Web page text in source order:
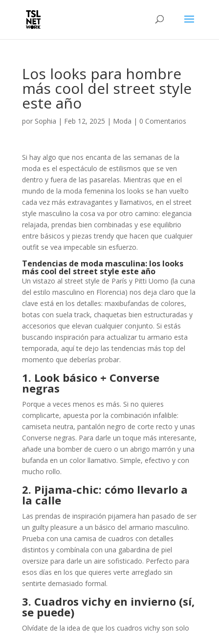
Los looks para hombre
más cool del street style
este año
por Sophia | Feb 12, 2025 | Moda | 0 Comentarios
Si hay algo que nos encanta de las semanas de la
moda es el espectáculo de estilismos que se ven
dentro y fuera de las pasarelas. Mientras que en el
mundo de la moda femenina los looks se han vuelto
cada vez más extravagantes y llamativos, en el street
style masculino la cosa va por otro camino: elegancia
relajada, prendas bien combinadas y ese equilibrio
entre básicos y piezas trendy que hacen que cualquier
outfit se vea impecable sin esfuerzo.
Tendencias de moda masculina: los looks
más cool del street style este año
Un vistazo al street style de París y Pitti Uomo (la cuna
del estilo masculino en Florencia) nos deja claro que la
clave está en los detalles: maxibufandas de colores,
botas con suela track, chaquetas bien estructuradas y
accesorios que elevan cualquier conjunto. Si estás
buscando inspiración para actualizar tu armario esta
temporada, aquí te dejo las tendencias más top del
momento que deberías probar.
1. Look básico + Converse
negras
Porque a veces menos es más. Si no quieres
complicarte, apuesta por la combinación infalible:
camiseta neutra, pantalón negro de corte recto y unas
Converse negras. Para darle un toque más interesante,
añade una bomber de cuero o un abrigo marrón y una
bufanda en un color llamativo. Simple, efectivo y con
mucho rollo.
2. Pijama-chic: cómo llevarlo a
la calle
Las prendas de inspiración pijamera han pasado de ser
un guilty pleasure a un básico del armario masculino.
Prueba con una camisa de cuadros con detalles
distintos y combínala con una gabardina de piel
oversize para darle un aire sofisticado. Perfecto para
esos días en los que quieres verte arreglado sin
sentirte demasiado formal.
3. Cuadros vichy en invierno (sí,
se puede)
Olvídate de la idea de que los cuadros vichy son solo